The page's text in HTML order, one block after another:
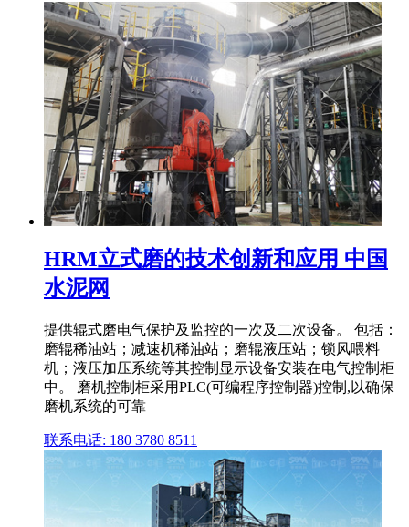
HRM立式磨的技术创新和应用 中国
水泥网
提供辊式磨电气保护及监控的一次及二次设备。 包括：
磨辊稀油站；减速机稀油站；磨辊液压站；锁风喂料
机；液压加压系统等其控制显示设备安装在电气控制柜
中。 磨机控制柜采用PLC(可编程序控制器)控制,以确保
磨机系统的可靠
联系电话: 180 3780 8511